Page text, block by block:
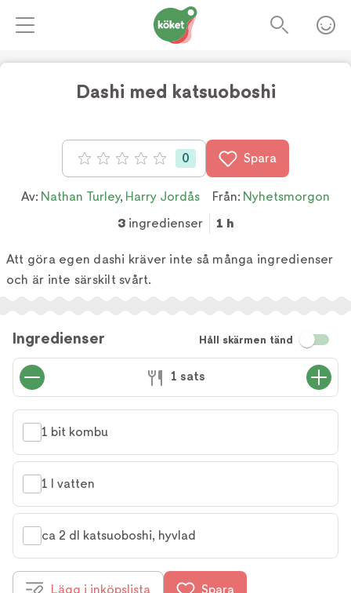
Dashi med katsuoboshi
Betyg: 0 av 5 0 Spara
Av: Nathan Turley, Harry Jordås Från: Nyhetsmorgon
3 ingredienser 1 h
Att göra egen dashi kräver inte så många ingredienser
och är inte särskilt svårt.
Ingredienser Håll skärmen tänd
1 sats
1 bit kombu
1 l vatten
ca 2 dl katsuoboshi, hyvlad
Lägg i inköpslista Spara